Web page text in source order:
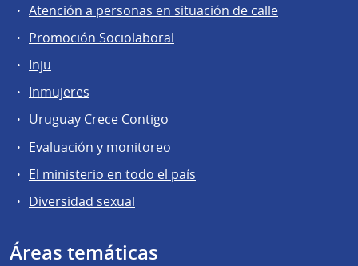
Atención a personas en situación de calle
Promoción Sociolaboral
Inju
Inmujeres
Uruguay Crece Contigo
Evaluación y monitoreo
El ministerio en todo el país
Diversidad sexual
Áreas temáticas